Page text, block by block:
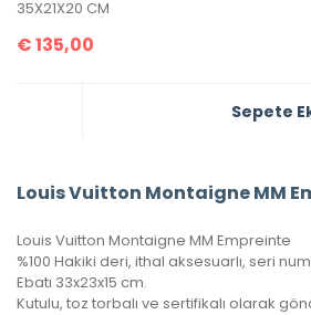
35X21X20 CM
€135,00
Sepete
Louis Vuitton Montaigne MM
Louis Vuitton Montaigne MM Empreinte
%100 Hakiki deri, ithal aksesuarlı, seri
Ebatı 33x23x15 cm.
Kutulu, toz torbalı ve sertifikalı olarak